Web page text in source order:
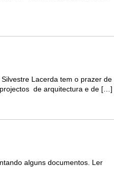
Lacerda tem o prazer de
de arquitectura e de […]
alguns documentos. Ler